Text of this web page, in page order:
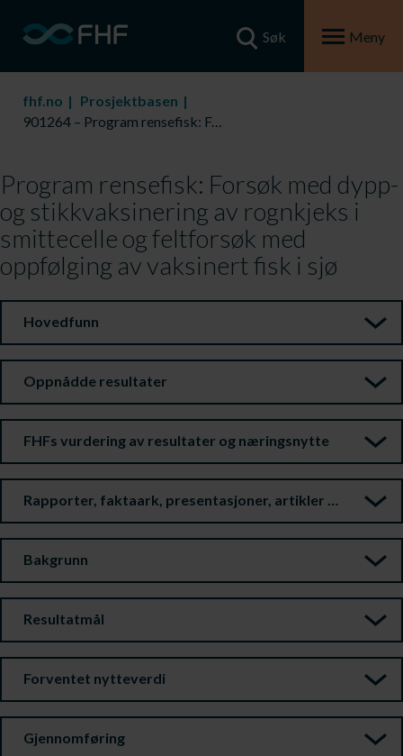
Søk Meny
fhf.no
Prosjektbasen
901264 – Program rensefisk: Forsøk med dypp- og stikkvaksinering av rognkjeks i smittecelle og feltforsøk med oppfølging av vaksinert fisk i sjø
Program rensefisk: Forsøk med dypp-
og stikkvaksinering av rognkjeks i
smittecelle og feltforsøk med
oppfølging av vaksinert fisk i sjø
Hovedfunn
Oppnådde resultater
FHFs vurdering av resultater og næringsnytte
Rapporter, faktaark, presentasjoner, artikler m.m.
Bakgrunn
Resultatmål
Forventet nytteverdi
Gjennomføring